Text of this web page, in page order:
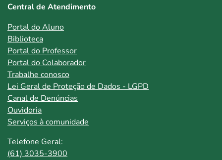
Central de Atendimento
Portal do Aluno
Biblioteca
Portal do Professor
Portal do Colaborador
Trabalhe conosco
Lei Geral de Proteção de Dados - LGPD
Canal de Denúncias
Ouvidoria
Serviços à comunidade
Telefone Geral:
(61) 3035-3900